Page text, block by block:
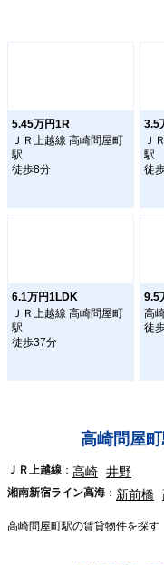
5.45万円1R
ＪＲ上越線 高崎問屋町
駅
徒歩8分
3.5
Ｊ
駅
徒
6.1万円1LDK
ＪＲ上越線 高崎問屋町
駅
徒歩37分
9.5
高
徒
高崎問屋
ＪＲ上越線 高崎 井野
湘南新宿ライン高海 新前橋
高崎問屋町駅の賃貸物件を探す